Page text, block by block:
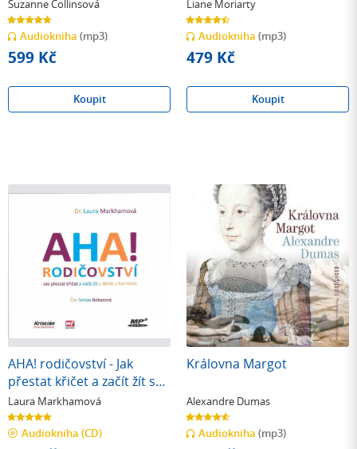
Suzanne Collinsová
4.7
z
5
hvězdiček
Audiokniha (mp3)
599 Kč
Koupit
Liane Moriarty
4.5
z
5
hvězdiček
Audiokniha (mp3)
479 Kč
Koupit
AHA! rodičovství - Jak
přestat křičet a začít žít s
dětmi v harmonii
Laura Markhamová
4.8
z
5
hvězdiček
Audiokniha (CD)
Královna Margot
Alexandre Dumas
4.6
z
5
hvězdiček
Audiokniha (mp3)